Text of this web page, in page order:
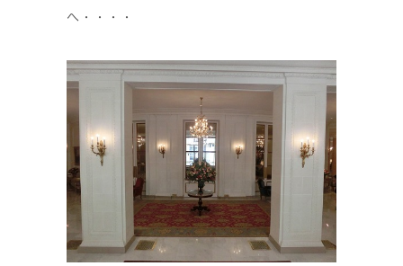
へ・・・・